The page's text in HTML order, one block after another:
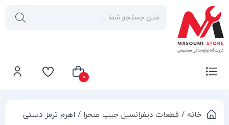
0
سبد خرید شما خالی است خانه / قطعات دیفرانسیل جیپ صحرا / اهرم ترمز دستی